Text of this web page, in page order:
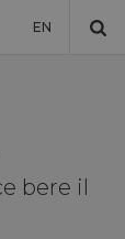
EN
bere il